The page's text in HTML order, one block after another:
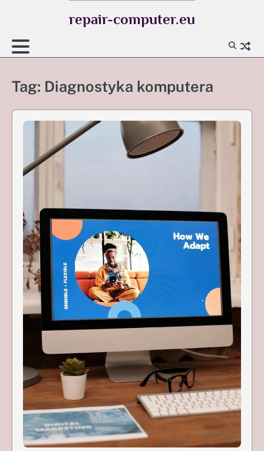
repair-computer.eu
Tag: Diagnostyka komputera